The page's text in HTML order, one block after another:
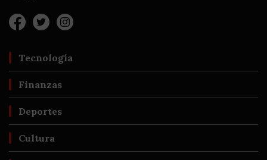
Tecnología
Finanzas
Deportes
Cultura